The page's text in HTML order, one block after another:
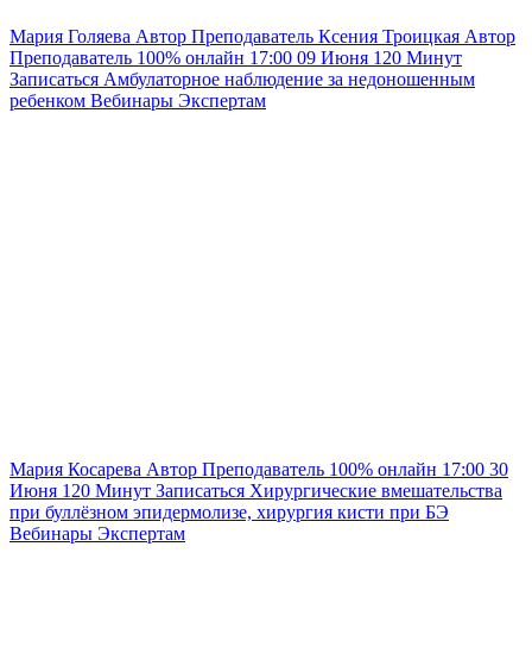
Мария Голяева Автор Преподаватель Ксения Троицкая Автор
Преподаватель 100% онлайн 17:00 09 Июня 120 Минут
Записаться Амбулаторное наблюдение за недоношенным
ребенком Вебинары Экспертам
Мария Косарева Автор Преподаватель 100% онлайн 17:00 30
Июня 120 Минут Записаться Хирургические вмешательства
при буллёзном эпидермолизе, хирургия кисти при БЭ
Вебинары Экспертам